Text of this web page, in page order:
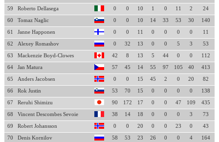
59 Roberto Dellasega 0 0 10 1 0 11 2 24
60 Tomaz Naglic 0 0 10 14 33 53 30 140
61 Janne Happonen 0 0 11 0 0 0 0 11
62 Alexey Romashov 0 32 13 0 0 5 3 53
63 Mackenzie Boyd-Clowes 42 8 13 5 44 0 0 112
64 Jan Matura 57 45 14 55 97 105 40 413
65 Anders Jacobsen 0 0 15 45 2 0 20 82
66 Rok Justin 53 70 15 0 0 0 0 138
67 Reruhi Shimizu 90 172 17 0 0 47 109 435
68 Vincent Descombes Sevoie 38 14 18 0 0 0 3 73
69 Robert Johansson 0 0 20 0 0 23 0 43
70 Denis Kornilov 58 53 23 26 0 0 4 164